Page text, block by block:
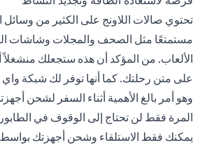
تحتوي صالات اللاونج على الكثير من وسائل
مستمتعًا مثل الصحف والمجلات وشاشات
الألعاب. من المؤكد أن هذه ستجعلك منشغلاً
على متن رحلتك. كما أنها توفر لك شبكة واي
وهو أمر بالغ الأهمية أثناء السفر لشحن
المرة فقط لن تحتاج إلى الوقوف في
يمكنك فقط الاستلقاء وشحن أجهزتك